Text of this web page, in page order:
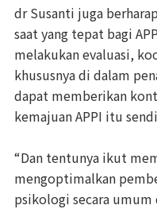
dr Susanti juga
saat yang tepat bagi
melakukan evaluasi,
khususnya di dalam
dapat memberikan
kemajuan APPI itu
“Dan tentunya ikut
mengoptimalkan
psikologi secara umum